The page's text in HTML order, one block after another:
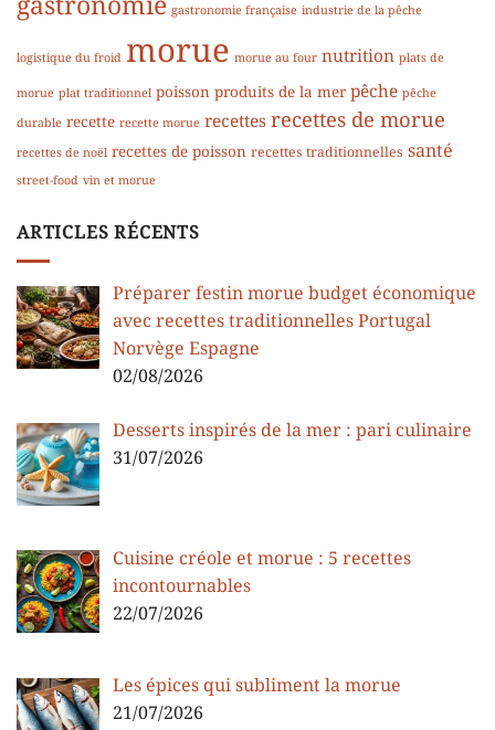
gastronomie gastronomie française industrie de la pêche
logistique du froid morue morue au four nutrition plats de
morue plat traditionnel poisson produits de la mer pêche pêche
durable recette recette morue recettes recettes de morue
recettes de noël recettes de poisson recettes traditionnelles santé
street-food vin et morue
ARTICLES RÉCENTS
Préparer festin morue budget économique
avec recettes traditionnelles Portugal
Norvège Espagne
02/08/2026
Desserts inspirés de la mer : pari culinaire
31/07/2026
Cuisine créole et morue : 5 recettes
incontournables
22/07/2026
Les épices qui subliment la morue
21/07/2026